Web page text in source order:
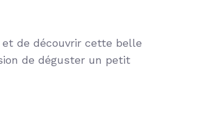
et de découvrir cette belle
de déguster un petit